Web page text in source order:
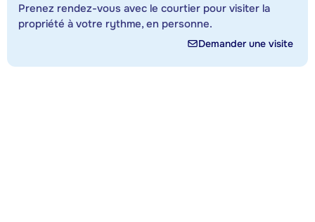
Prenez rendez-vous avec le courtier pour visiter la
propriété à votre rythme, en personne.
Demander une visite